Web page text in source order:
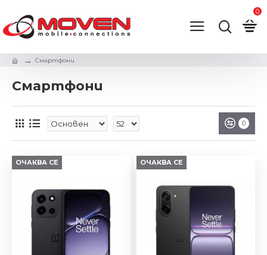
0
Смартфони
Смартфони
0
ОЧАКВА СЕ ОЧАКВА СЕ